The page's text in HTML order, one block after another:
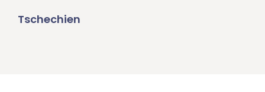
Tschechien